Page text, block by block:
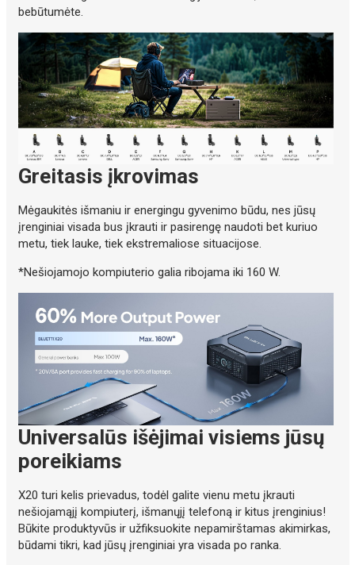
bebūtumėte.
Greitasis įkrovimas
Mėgaukitės išmaniu ir energingu gyvenimo būdu, nes jūsų
įrenginiai visada bus įkrauti ir pasirengę naudoti bet kuriuo
metu, tiek lauke, tiek ekstremaliose situacijose.
*Nešiojamojo kompiuterio galia ribojama iki 160 W.
Universalūs išėjimai visiems jūsų
poreikiams
X20 turi kelis prievadus, todėl galite vienu metu įkrauti
nešiojamąjį kompiuterį, išmanųjį telefoną ir kitus įrenginius!
Būkite produktyvūs ir užfiksuokite nepamirštamas akimirkas,
būdami tikri, kad jūsų įrenginiai yra visada po ranka.